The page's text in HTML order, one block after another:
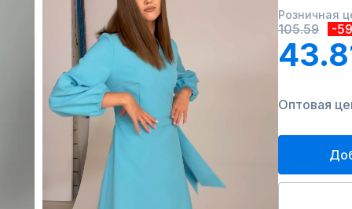
Розничная
105.59 -
Оптовая